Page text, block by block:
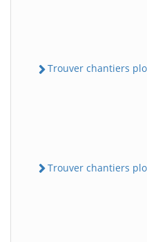
Trouver chantiers
Trouver chantiers